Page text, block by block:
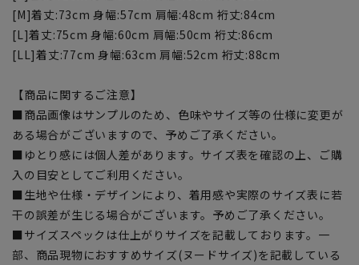
[M]着丈:73cm 身幅:57cm 肩幅:48cm 裄丈:84cm
[L]着丈:75cm 身幅:60cm 肩幅:50cm 裄丈:86cm
[LL]着丈:77cm 身幅:63cm 肩幅:52cm 裄丈:88cm
【商品に関するご注意】
■商品画像はサンプルのため、色味やサイズ等の仕様に変更が
ある場合がございますので、予めご了承ください。
■ゆとり感には個人差があります。サイズ表を確認の上、ご購
入の目安としてご利用ください。
■生地や仕様・デザインにより、着用感や実際のサイズ表に若
干の誤差が生じる場合がございます。予めご了承ください。
■サイズスペックは仕上がりサイズを記載しております。一
部、商品現物におすすめサイズ(ヌードサイズ)を記載している